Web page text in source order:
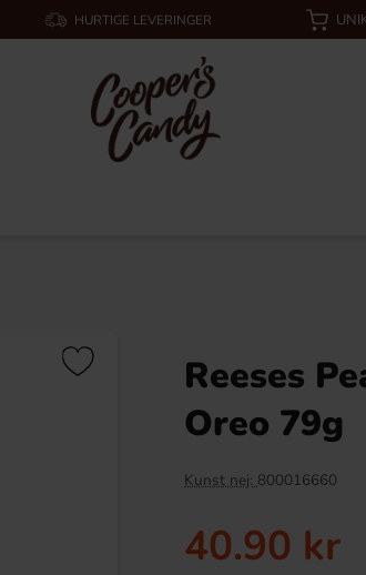
HURTIGE LEVERINGER
Reeses
Oreo 79g
Kunst nej: 800016660
40.90 kr